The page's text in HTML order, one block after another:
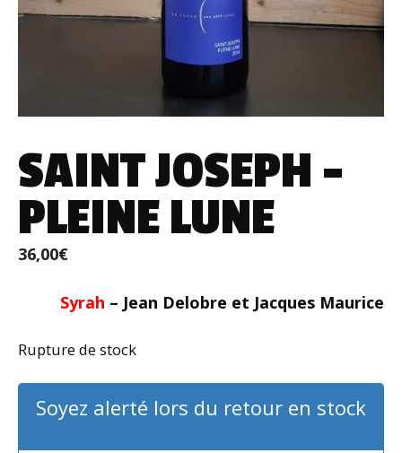
SAINT JOSEPH –
PLEINE LUNE
36,00€
Syrah – Jean Delobre et Jacques Maurice
Rupture de stock
Soyez alerté lors du retour en stock